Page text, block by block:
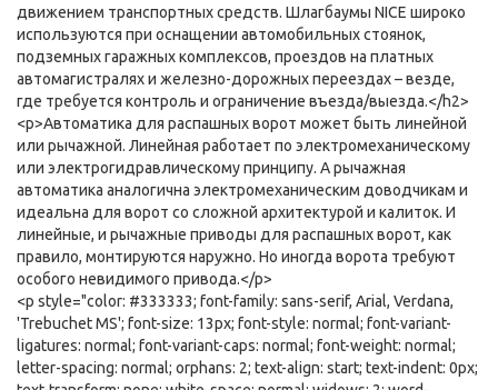
движением транспортных средств. Шлагбаумы NICE широко
используются при оснащении автомобильных стоянок,
подземных гаражных комплексов, проездов на платных
автомагистралях и железно-дорожных переездах – везде,
где требуется контроль и ограничение въезда/выезда.</h2>
<p>Автоматика для распашных ворот может быть линейной
или рычажной. Линейная работает по электромеханическому
или электрогидравлическому принципу. А рычажная
автоматика аналогична электромеханическим доводчикам и
идеальна для ворот со сложной архитектурой и калиток. И
линейные, и рычажные приводы для распашных ворот, как
правило, монтируются наружно. Но иногда ворота требуют
особого невидимого привода.</p>
<p style="color: #333333; font-family: sans-serif, Arial, Verdana,
'Trebuchet MS'; font-size: 13px; font-style: normal; font-variant-
ligatures: normal; font-variant-caps: normal; font-weight: normal;
letter-spacing: normal; orphans: 2; text-align: start; text-indent: 0px;